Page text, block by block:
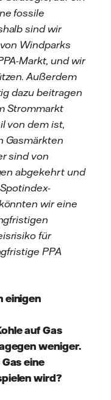
fossile
sind wir
Windparks
Markt, und wir
Außerdem
dazu beitragen
Strommarkt
von dem ist,
Gasmärkten
sind von
abgekehrt und
wir eine
für
PPA
einigen
auf Gas
weniger.
eine
wird?